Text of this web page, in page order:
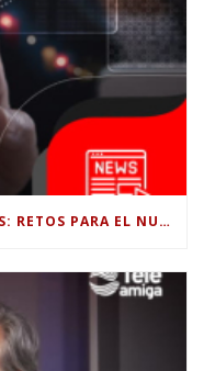
FINTECH Y FINANZAS ABIERTAS: RETOS PARA EL NUEVO GOBIERNO COLOMBIANO